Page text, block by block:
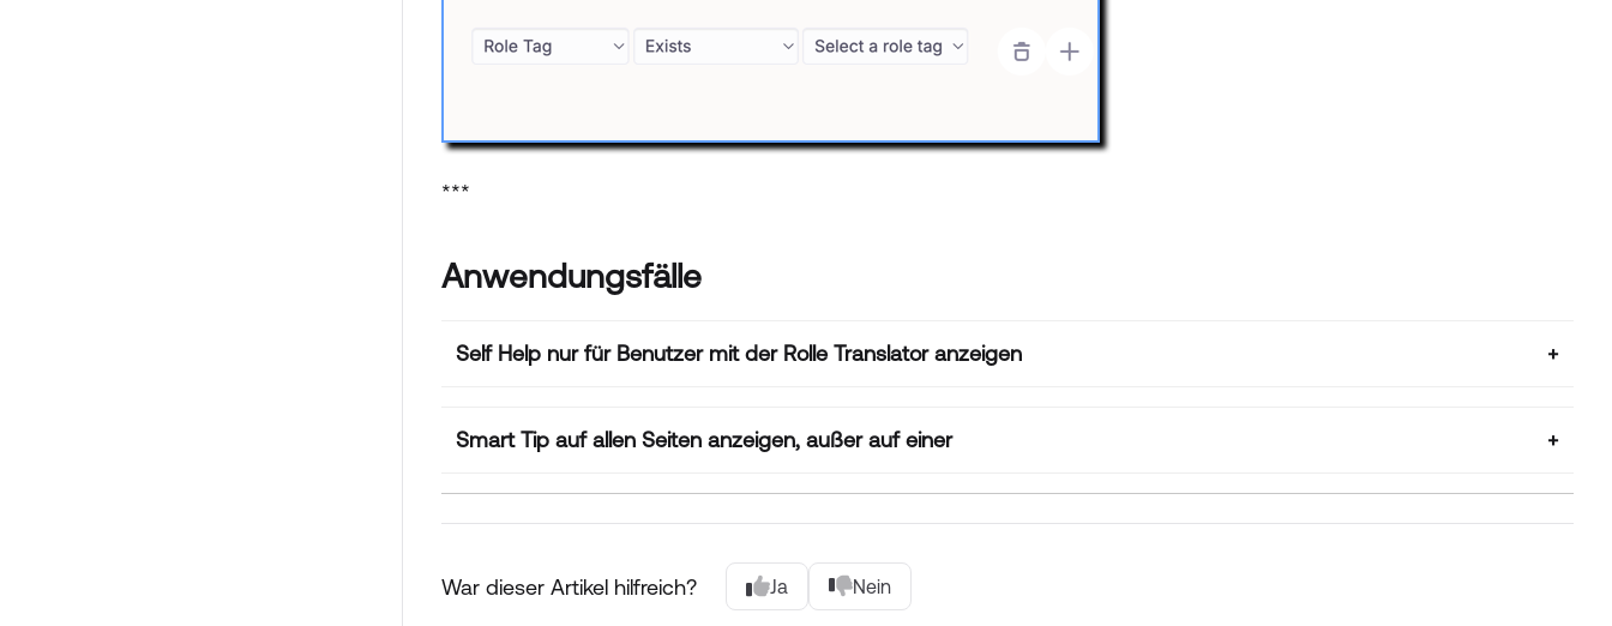
***
Anwendungsfälle
Self Help nur für Benutzer mit der Rolle Translator anzeigen
Smart Tip auf allen Seiten anzeigen, außer auf einer
War dieser Artikel hilfreich? Ja Nein